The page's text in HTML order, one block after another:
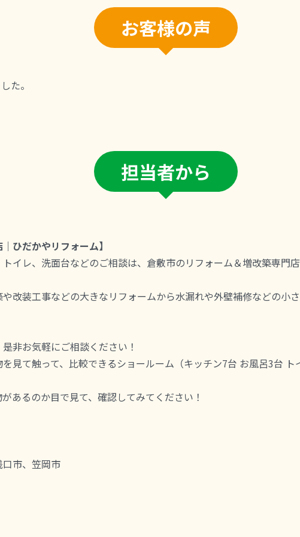
お客様の声
た。
担当者から
ひだかやリフォーム】
イレ、洗面台などのご相談は、倉敷市のリフォーム＆増改築専門
改装工事などの大きなリフォームから水漏れや外壁補修などの小
非お気軽にご相談ください！
見て触って、比較できるショールーム（キッチン7台 お風呂3台
あるのか目で見て、確認してみてください！
市、笠岡市